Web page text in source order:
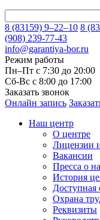
8 (83159) 9–22–10 8
(908) 239-77-43
info@garantiya-bor.ru
Режим работы
Пн–Пт с 7:30 до 20:00
Cб-Вс с 8:00 до 17:00
Заказать звонок
Онлайн запись
Наш центр
О центре
Лицензии
Вакансии
Пресса о
История
Доступная
Охрана
Реквизиты